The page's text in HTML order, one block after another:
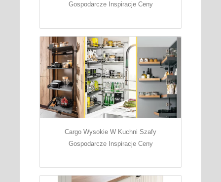
Gospodarcze Inspiracje Ceny
Cargo Wysokie W Kuchni Szafy
Gospodarcze Inspiracje Ceny